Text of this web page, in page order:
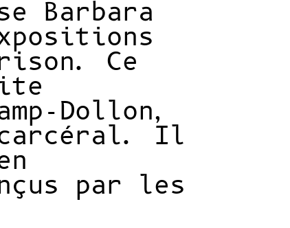
Barbara
Ce
Dollon,
Il
par les